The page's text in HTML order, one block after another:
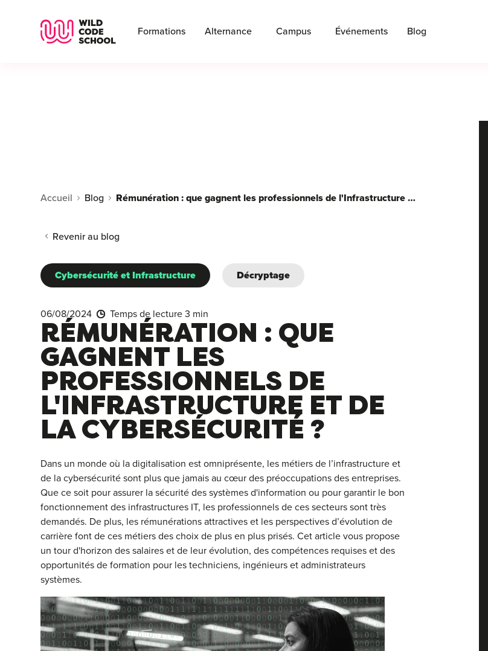
Wild Code School Header Logo
Formations Alternance Campus Événements Blog
Accueil Blog Rémunération : que gagnent les professionnels de l'Infrastructure et de la Cybersécurité ?
Revenir au blog
Cybersécurité et Infrastructure Décryptage
06/08/2024 Temps de lecture 3 min
RÉMUNÉRATION : QUE
GAGNENT LES
PROFESSIONNELS DE
L'INFRASTRUCTURE ET DE
LA CYBERSÉCURITÉ ?
Dans un monde où la digitalisation est omniprésente, les métiers de l’infrastructure et
de la cybersécurité sont plus que jamais au cœur des préoccupations des entreprises.
Que ce soit pour assurer la sécurité des systèmes d'information ou pour garantir le bon
fonctionnement des infrastructures IT, les professionnels de ces secteurs sont très
demandés. De plus, les rémunérations attractives et les perspectives d’évolution de
carrière font de ces métiers des choix de plus en plus prisés. Cet article vous propose
un tour d'horizon des salaires et de leur évolution, des compétences requises et des
opportunités de formation pour les techniciens, ingénieurs et administrateurs
systèmes.